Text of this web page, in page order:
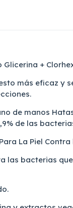
+
más eficaz y
de manos
de las
La Piel
las bacterias